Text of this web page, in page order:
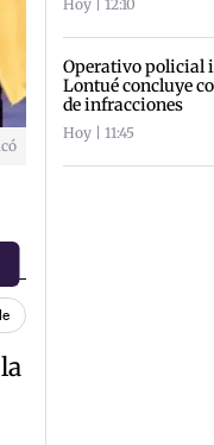
Hoy | 12:10
Operativo policial
Lontué concluye
de infracciones
Hoy | 11:45